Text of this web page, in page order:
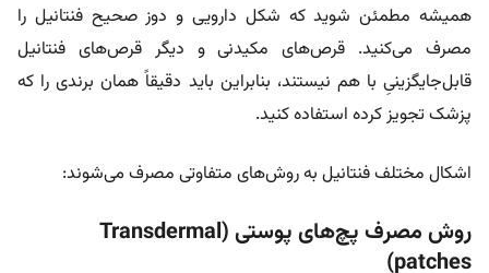
همیشه مطمئن شوید که شکل دارویی و دوز صحیح فنتانیل را
مصرف می‌کنید. قرص‌های مکیدنی و دیگر قرص‌های فنتانیل
قابل‌جایگزینیِ با هم نیستند، بنابراین باید دقیقاً همان برندی را که
پزشک تجویز کرده استفاده کنید.
اشکال مختلف فنتانیل به روش‌های متفاوتی مصرف می‌شوند:
روش مصرف پچ‌های پوستی (Transdermal
patches)